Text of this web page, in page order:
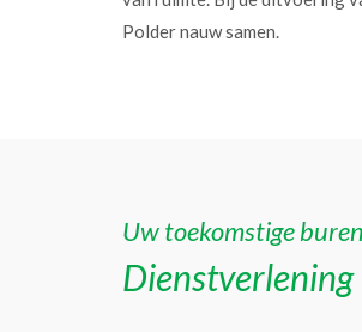
Polder nauw samen.
Uw toekomstige